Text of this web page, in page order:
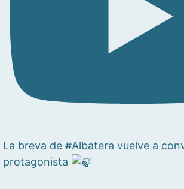
La breva de #Albatera vuelve a
protagonista